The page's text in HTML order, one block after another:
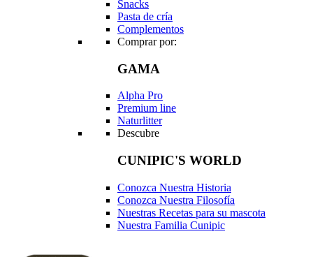
Snacks
Pasta de cría
Complementos
Comprar por:
GAMA
Alpha Pro
Premium line
Naturlitter
Descubre
CUNIPIC'S WORLD
Conozca Nuestra Historia
Conozca Nuestra Filosofía
Nuestras Recetas para su mascota
Nuestra Familia Cunipic